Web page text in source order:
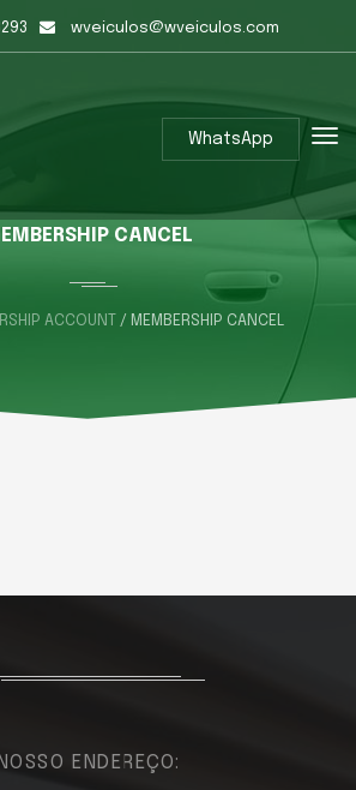
wveiculos@wveiculos.com
WhatsApp
CANCEL
ACCOUNT / MEMBERSHIP CANCEL
NOSSO ENDEREÇO: